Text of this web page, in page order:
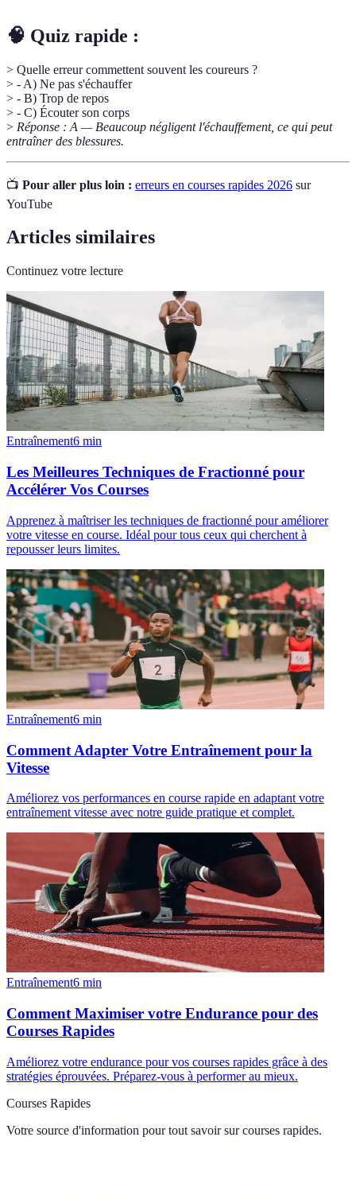
🧠 Quiz rapide :
> Quelle erreur commettent souvent les coureurs ?
> - A) Ne pas s'échauffer
> - B) Trop de repos
> - C) Écouter son corps
> Réponse : A — Beaucoup négligent l'échauffement, ce qui peut
entraîner des blessures.
📺 Pour aller plus loin : erreurs en courses rapides 2026 sur
YouTube
Articles similaires
Continuez votre lecture
Entraînement6 min
Les Meilleures Techniques de Fractionné pour
Accélérer Vos Courses
Apprenez à maîtriser les techniques de fractionné pour améliorer
votre vitesse en course. Idéal pour tous ceux qui cherchent à
repousser leurs limites.
Entraînement6 min
Comment Adapter Votre Entraînement pour la
Vitesse
Améliorez vos performances en course rapide en adaptant votre
entraînement vitesse avec notre guide pratique et complet.
Entraînement6 min
Comment Maximiser votre Endurance pour des
Courses Rapides
Améliorez votre endurance pour vos courses rapides grâce à des
stratégies éprouvées. Préparez-vous à performer au mieux.
Courses Rapides
Votre source d'information pour tout savoir sur courses rapides.